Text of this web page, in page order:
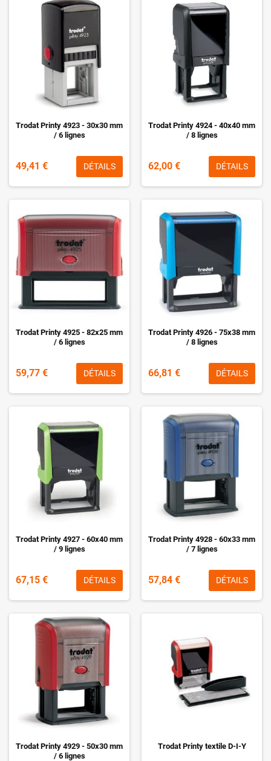
Trodat Printy 4923 - 30x30 mm
/ 6 lignes
49,41 € DÉTAILS
Trodat Printy 4924 - 40x40 mm
/ 8 lignes
62,00 € DÉTAILS
Trodat Printy 4925 - 82x25 mm
/ 6 lignes
59,77 € DÉTAILS
Trodat Printy 4926 - 75x38 mm
/ 8 lignes
66,81 € DÉTAILS
Trodat Printy 4927 - 60x40 mm
/ 9 lignes
67,15 € DÉTAILS
Trodat Printy 4928 - 60x33 mm
/ 7 lignes
57,84 € DÉTAILS
Trodat Printy 4929 - 50x30 mm
/ 6 lignes
Trodat Printy textile D-I-Y